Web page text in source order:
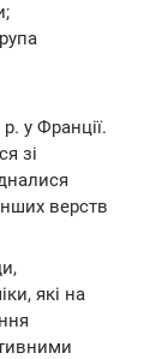
у Франції.
зі
верств
які на